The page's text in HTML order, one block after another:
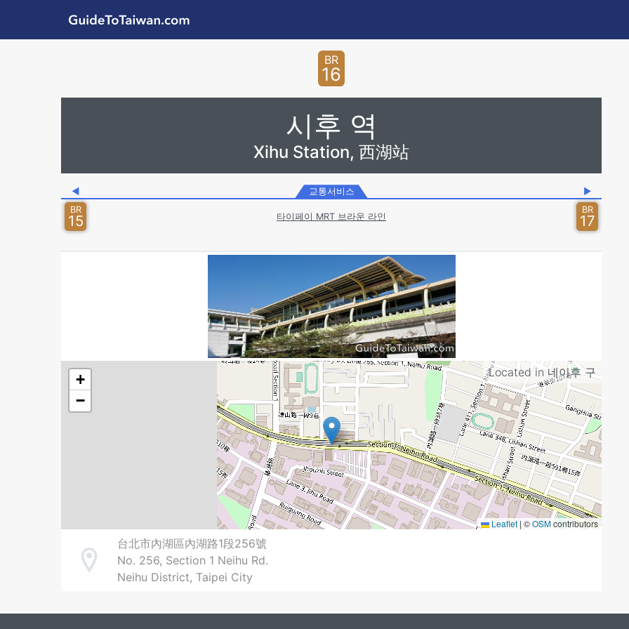
GuideToTaiwan.com
BR
16
시후 역
Xihu Station, 西湖站
◀ 교통서비스
▶
BR
15 타이페이 MRT 브라운 라인
BR
17
Located in네이후 구
+
−
Leaflet | ©OSMcontributors
Address
台北市內湖區內湖路1段256號
No. 256, Section 1 Neihu Rd.
Neihu District, Taipei City